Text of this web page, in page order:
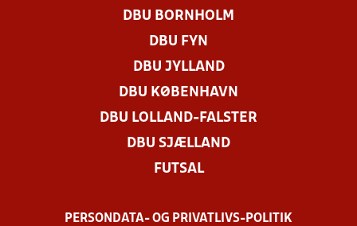
DBU BORNHOLM
DBU FYN
DBU JYLLAND
DBU KØBENHAVN
DBU LOLLAND-FALSTER
DBU SJÆLLAND
FUTSAL
PERSONDATA- OG PRIVATLIVS-POLITIK